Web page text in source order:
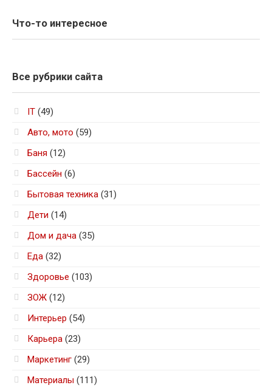
Что-то интересное
Все рубрики сайта
IT (49)
Авто, мото (59)
Баня (12)
Бассейн (6)
Бытовая техника (31)
Дети (14)
Дом и дача (35)
Еда (32)
Здоровье (103)
ЗОЖ (12)
Интерьер (54)
Карьера (23)
Маркетинг (29)
Материалы (111)